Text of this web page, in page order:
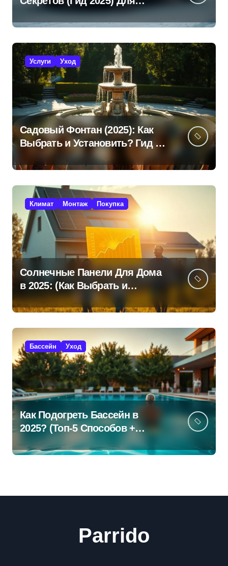
Эффективной Работы!
Услуги Уход
Садовый Фонтан (2025): Как
Выбрать и Установить? Гид +
Советы!
Климат Монтаж Покупка
Солнечные Панели Для Дома
в 2025: (Как Выбрать и
Сэкономить?)
Бассейн Уход
Как Подогреть Бассейн в
2025? (Топ-5 Способов +
Экономия!)
Parrido